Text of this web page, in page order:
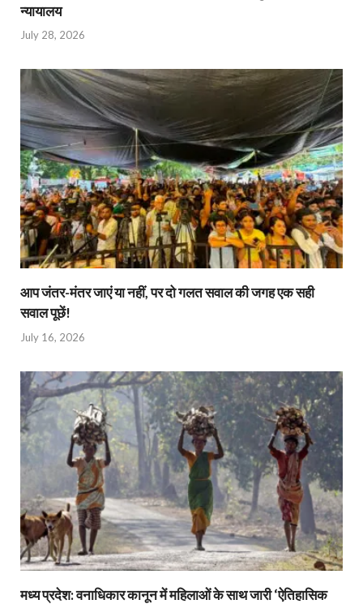
न्यायालय
July 28, 2026
आप जंतर-मंतर जाएं या नहीं, पर दो गलत सवाल की जगह एक सही
सवाल पूछें!
July 16, 2026
मध्य प्रदेश: वनाधिकार कानून में महिलाओं के साथ जारी ‘ऐतिहासिक